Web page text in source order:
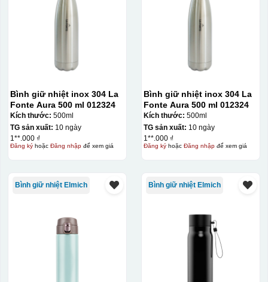
Bình giữ nhiệt inox 304 La
Fonte Aura 500 ml 012324
Kích thước: 500ml
TG sản xuất: 10 ngày
1**.000 ₫
Đăng kýhoặc Đăng nhậpđể xem giá
Bình giữ nhiệt inox 304 La
Fonte Aura 500 ml 012324
Kích thước: 500ml
TG sản xuất: 10 ngày
1**.000 ₫
Đăng kýhoặc Đăng nhậpđể xem giá
Bình giữ nhiệt Elmich Bình giữ nhiệt Elmich